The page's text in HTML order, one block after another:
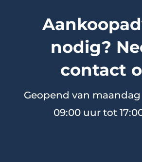
nodig?
contact
Geopend van
09:00 uur tot